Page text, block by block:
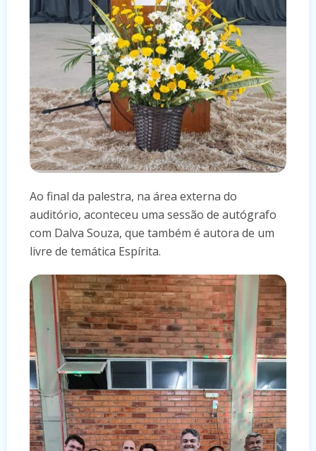
Ao final da palestra, na área externa do
auditório, aconteceu uma sessão de autógrafo
com Dalva Souza, que também é autora de um
livre de temática Espírita.